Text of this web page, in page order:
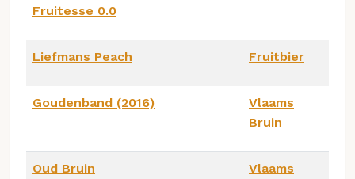
Fruitesse 0.0
Liefmans Peach Fruitbier
Goudenband (2016)
Vlaams
Bruin
Oud Bruin
Vlaams